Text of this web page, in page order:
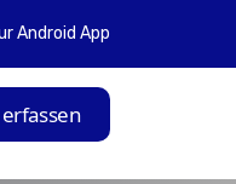
Android App